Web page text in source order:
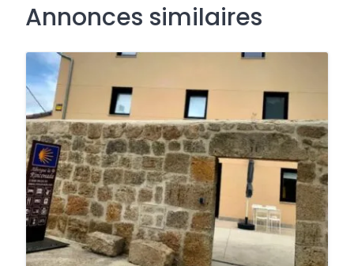
Annonces similaires